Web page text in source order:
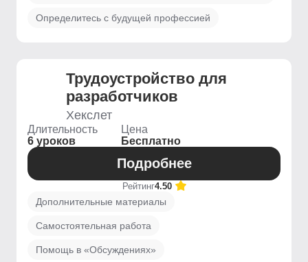
Определитесь с будущей профессией
Трудоустройство для
разработчиков
Хекслет
Длительность
6 уроков
Цена
Бесплатно
Подробнее
Рейтинг4.50
Дополнительные материалы
Самостоятельная работа
Помощь в «Обсуждениях»